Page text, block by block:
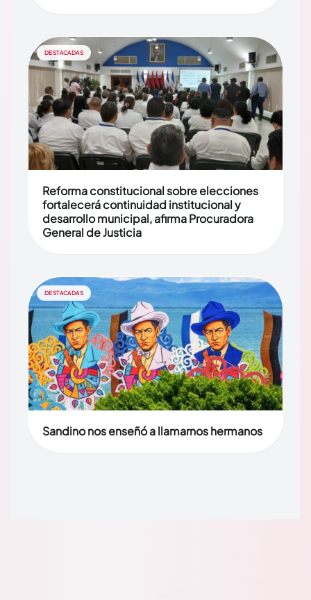
DESTACADAS
Reforma constitucional sobre elecciones
fortalecerá continuidad institucional y
desarrollo municipal, afirma Procuradora
General de Justicia
DESTACADAS
Sandino nos enseñó a llamarnos hermanos